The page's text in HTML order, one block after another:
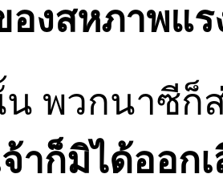
งสหภาพแ
พวกนาซีก็
าก็มิได้ออก